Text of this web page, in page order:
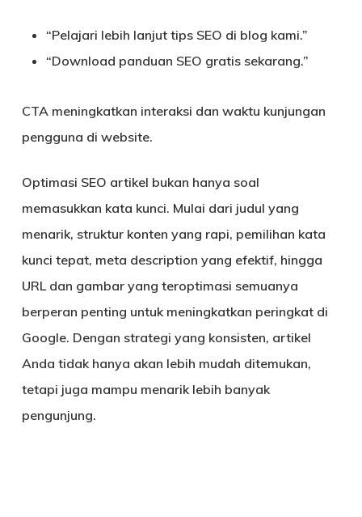
“Pelajari lebih lanjut tips SEO di blog kami.”
“Download panduan SEO gratis sekarang.”
CTA meningkatkan interaksi dan waktu kunjungan
pengguna di website.
Optimasi SEO artikel bukan hanya soal
memasukkan kata kunci. Mulai dari judul yang
menarik, struktur konten yang rapi, pemilihan kata
kunci tepat, meta description yang efektif, hingga
URL dan gambar yang teroptimasi semuanya
berperan penting untuk meningkatkan peringkat di
Google. Dengan strategi yang konsisten, artikel
Anda tidak hanya akan lebih mudah ditemukan,
tetapi juga mampu menarik lebih banyak
pengunjung.